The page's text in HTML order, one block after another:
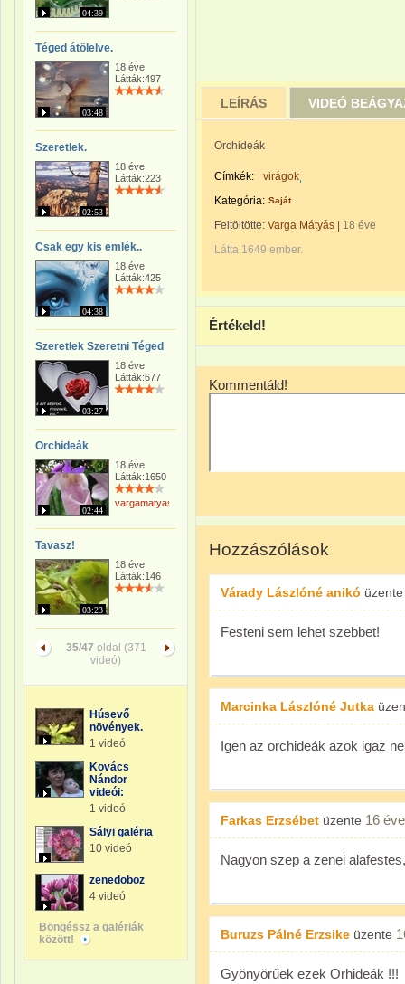
04:39
Téged átölelve.
03:48
18 éve
Látták:497
Szeretlek.
02:53
18 éve
Látták:223
Csak egy kis emlék..
04:38
18 éve
Látták:425
Szeretlek Szeretni Téged
03:27
18 éve
Látták:677
Orchideák
02:44
18 éve
Látták:1650
vargamatyas
Tavasz!
03:23
18 éve
Látták:146
35/47 oldal (371
videó)
Húsevő
növények.
1 videó
Kovács
Nándor
videói:
1 videó
Sályi galéria
10 videó
zenedoboz
4 videó
Böngéssz a galériák
között!
LEÍRÁS VIDEÓ
Orchideák
Címkék:
virágok
Kategória: Saját
Feltöltötte: Varga Mátyás
18 éve
Látta 1649 ember.
Értékeld!
Kommentáld!
Hozzászólások
Várady Lászlóné anikó
Festeni sem lehet szebbet!
Marcinka Lászlóné Jutka
Igen az orchideák azok igaz
Farkas Erzsébet üzente 16 éve
Nagyon szep a zenei
Buruzs Pálné Erzsike üzente
Gyönyörűek ezek Orhideák !!!